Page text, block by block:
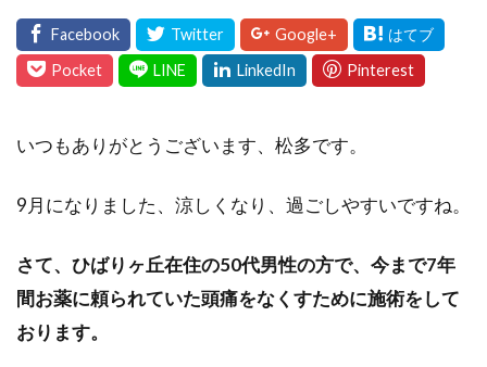
いつもありがとうございます、松多です。
9月になりました、涼しくなり、過ごしやすいですね。
さて、ひばりヶ丘在住の50代男性の方で、今まで7年
間お薬に頼られていた頭痛をなくすために施術をして
おります。